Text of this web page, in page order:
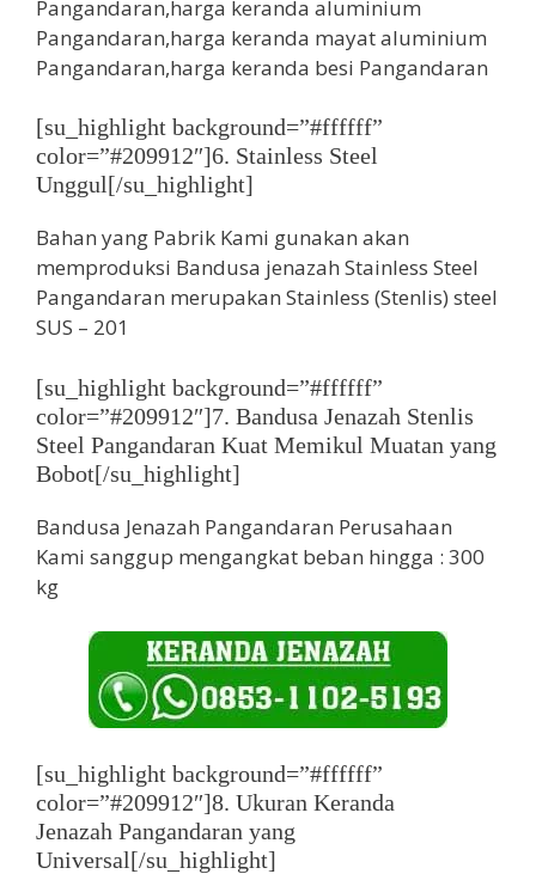
[su_highlight background=”#ffffff”
color=”#209912″]6. Stainless Steel
Unggul[/su_highlight]
Bahan yang Pabrik Kami gunakan akan
memproduksi Bandusa jenazah Stainless Steel
Pangandaran merupakan Stainless (Stenlis) steel
SUS – 201
[su_highlight background=”#ffffff”
color=”#209912″]7. Bandusa Jenazah Stenlis
Steel Pangandaran Kuat Memikul Muatan yang
Bobot[/su_highlight]
Bandusa Jenazah Pangandaran Perusahaan
Kami sanggup mengangkat beban hingga : 300
kg
[su_highlight background=”#ffffff”
color=”#209912″]8. Ukuran Keranda
Jenazah Pangandaran yang
Universal[/su_highlight]